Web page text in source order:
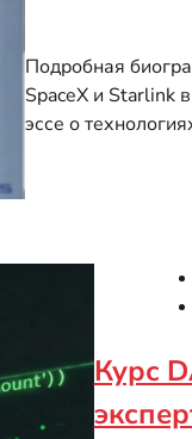
Подробная
SpaceX и Starlink
эссе о
Курс